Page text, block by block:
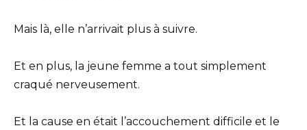
Mais là, elle n’arrivait plus à suivre.
Et en plus, la jeune femme a tout simplement
craqué nerveusement.
Et la cause en était l’accouchement difficile et le